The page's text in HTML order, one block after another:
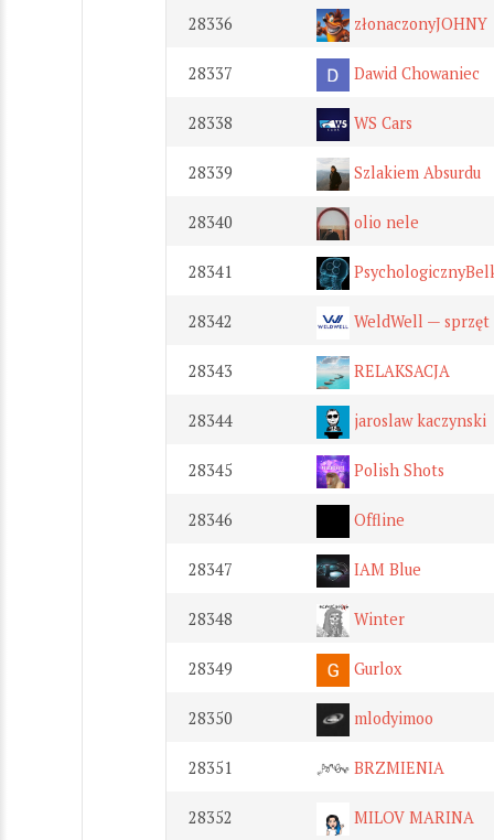
28336 złonaczonyJOHNY
28337 Dawid Chowaniec
28338 WS Cars
28339 Szlakiem Absurdu
28340 olio nele
28341
28342 WeldWell — sprzęt
28343 RELAKSACJA
28344 jaroslaw kaczynski
28345 Polish Shots
28346 Offline
28347 IAM Blue
28348 Winter
28349 Gurlox
28350 mlodyimoo
28351 BRZMIENIA
28352 MILOV MARINA